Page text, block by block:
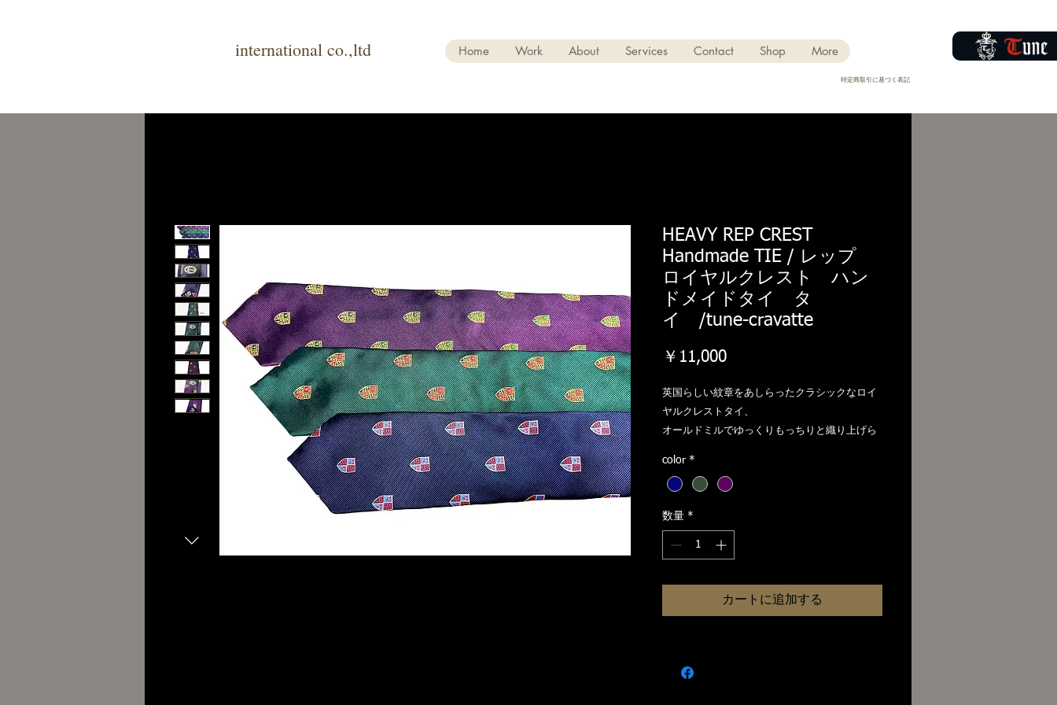
international co.,ltd Home Work About Services Contact Shop More
​特定商取引に基づく表記
HEAVY REP CREST
Handmade TIE / レップ
ロイヤルクレスト ハン
ドメイドタイ タ
イ /tune-cravatte
￥11,000価
英国らしい紋章をあしらったクラシックなロイ
ヤルクレストタイ、
オールドミルでゆっくりもっちりと織り上げら
ています。
＊シルクは天然素材で伸縮に適していますの
で、出来上がりに若干1cm程度の誤差もござい
color *
数量 *
カートに追加する